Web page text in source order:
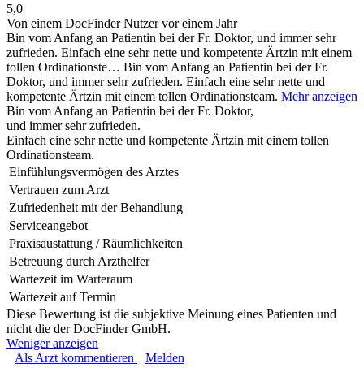
5,0
Von einem DocFinder Nutzervor einem Jahr
Bin vom Anfang an Patientin bei der Fr. Doktor, und immer sehr
zufrieden. Einfach eine sehr nette und kompetente Ärtzin mit einem
tollen Ordinationste… Bin vom Anfang an Patientin bei der Fr.
Doktor, und immer sehr zufrieden. Einfach eine sehr nette und
kompetente Ärtzin mit einem tollen Ordinationsteam. Mehr anzeigen
Bin vom Anfang an Patientin bei der Fr. Doktor,
und immer sehr zufrieden.
Einfach eine sehr nette und kompetente Ärtzin mit einem tollen
Ordinationsteam.
Einfühlungsvermögen des Arztes
Vertrauen zum Arzt
Zufriedenheit mit der Behandlung
Serviceangebot
Praxisaustattung / Räumlichkeiten
Betreuung durch Arzthelfer
Wartezeit im Warteraum
Wartezeit auf Termin
Diese Bewertung ist die subjektive Meinung eines Patienten und
nicht die der DocFinder GmbH.
Weniger anzeigen
Als Arzt kommentieren
Melden